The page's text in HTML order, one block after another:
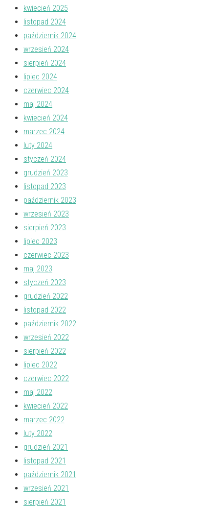
kwiecień 2025
listopad 2024
październik 2024
wrzesień 2024
sierpień 2024
lipiec 2024
czerwiec 2024
maj 2024
kwiecień 2024
marzec 2024
luty 2024
styczeń 2024
grudzień 2023
listopad 2023
październik 2023
wrzesień 2023
sierpień 2023
lipiec 2023
czerwiec 2023
maj 2023
styczeń 2023
grudzień 2022
listopad 2022
październik 2022
wrzesień 2022
sierpień 2022
lipiec 2022
czerwiec 2022
maj 2022
kwiecień 2022
marzec 2022
luty 2022
grudzień 2021
listopad 2021
październik 2021
wrzesień 2021
sierpień 2021